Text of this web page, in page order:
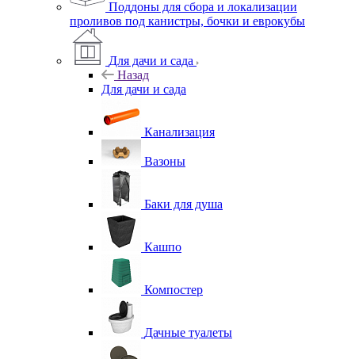
Поддоны для сбора и локализации
проливов под канистры, бочки и еврокубы
Для дачи и сада
Назад
Для дачи и сада
Канализация
Вазоны
Баки для душа
Кашпо
Компостер
Дачные туалеты